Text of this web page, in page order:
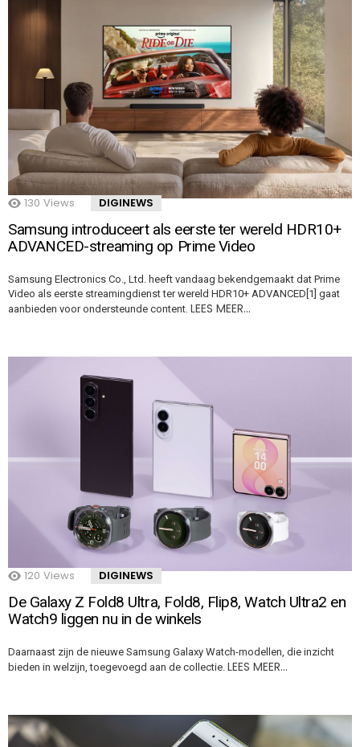
130 Views DIGINEWS
Samsung introduceert als eerste ter wereld HDR10+
ADVANCED-streaming op Prime Video
Samsung Electronics Co., Ltd. heeft vandaag bekendgemaakt dat Prime
Video als eerste streamingdienst ter wereld HDR10+ ADVANCED[1] gaat
aanbieden voor ondersteunde content. LEES MEER…
120 Views DIGINEWS
De Galaxy Z Fold8 Ultra, Fold8, Flip8, Watch Ultra2 en
Watch9 liggen nu in de winkels
Daarnaast zijn de nieuwe Samsung Galaxy Watch-modellen, die inzicht
bieden in welzijn, toegevoegd aan de collectie. LEES MEER…